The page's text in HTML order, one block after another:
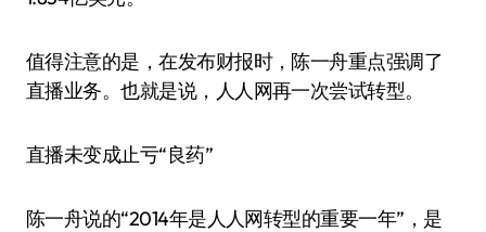
值得注意的是，在发布财报时，陈一舟重点强调了
直播业务。也就是说，人人网再一次尝试转型。
直播未变成止亏“良药”
陈一舟说的“2014年是人人网转型的重要一年”，是